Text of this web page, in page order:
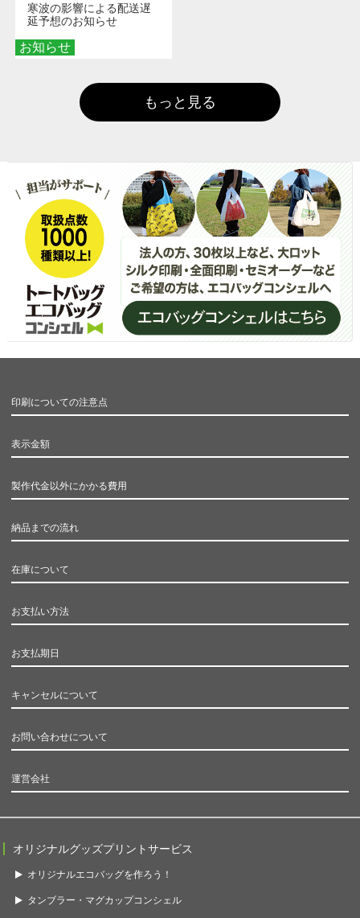
お知らせ
寒波の影響による配送遅
延予想のお知らせ
もっと見る
印刷についての注意点
表示金額
製作代金以外にかかる費用
納品までの流れ
在庫について
お支払い方法
お支払期日
キャンセルについて
お問い合わせについて
運営会社
オリジナルグッズプリントサービス
オリジナルエコバッグを作ろう！
タンブラー・マグカップコンシェル